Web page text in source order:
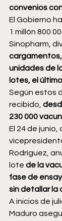
convenios
El Gobierno
1 millón 800
Sinopharm,
cargamentos,
unidades de
lotes, el
Según estos
recibido,
230 000
El 24 de junio,
Rodríguez,
lote de la
fase de
sin detallar la
A inicios de
Maduro